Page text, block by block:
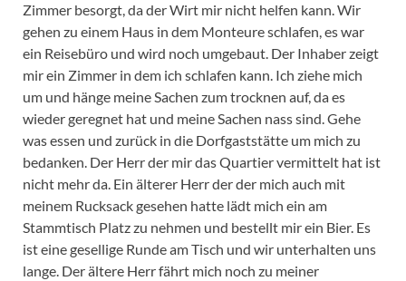
Zimmer besorgt, da der Wirt mir nicht helfen kann. Wir
gehen zu einem Haus in dem Monteure schlafen, es war
ein Reisebüro und wird noch umgebaut. Der Inhaber zeigt
mir ein Zimmer in dem ich schlafen kann. Ich ziehe mich
um und hänge meine Sachen zum trocknen auf, da es
wieder geregnet hat und meine Sachen nass sind. Gehe
was essen und zurück in die Dorfgaststätte um mich zu
bedanken. Der Herr der mir das Quartier vermittelt hat ist
nicht mehr da. Ein älterer Herr der der mich auch mit
meinem Rucksack gesehen hatte lädt mich ein am
Stammtisch Platz zu nehmen und bestellt mir ein Bier. Es
ist eine gesellige Runde am Tisch und wir unterhalten uns
lange. Der ältere Herr fährt mich noch zu meiner